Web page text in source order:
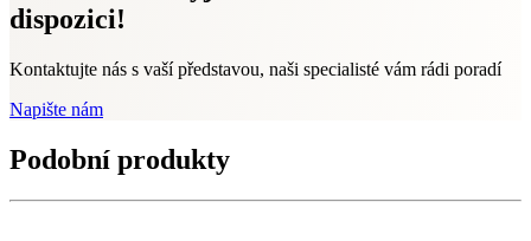
dispozici!
Kontaktujte nás s vaší představou, naši specialisté vám rádi poradí
Napište nám
Podobní produkty